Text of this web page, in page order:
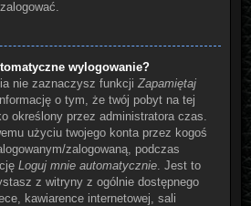
wylogowanie?
nie zaznaczysz funkcji Zapamiętaj
o tym, że twój pobyt na tej
określony przez administratora czas.
użyciu twojego konta przez kogoś
zalogowaną, podczas
Loguj mnie automatycznie. Jest to
z witryny z ogólnie dostępnego
kawiarence internetowej, sali